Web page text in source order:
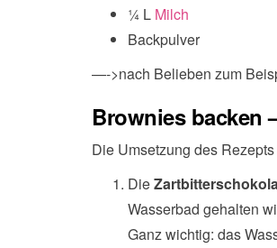
¼ L Milch
Backpulver
—->nach Belieben zum
Brownies backen
Die Umsetzung des
Die
Wasserbad gehalten
Ganz wichtig: das